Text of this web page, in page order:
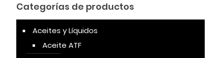
Categorías de productos
Aceites y Líquidos
Aceite ATF